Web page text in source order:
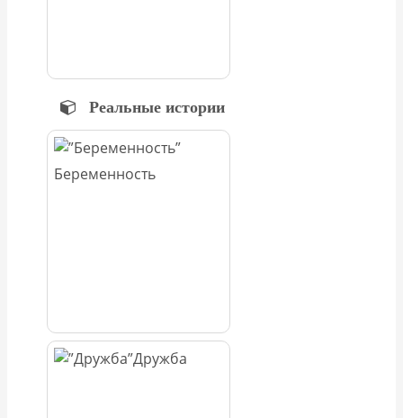
Реальные истории
Беременность
Дружба